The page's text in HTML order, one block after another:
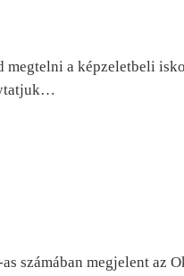
megtelni a képzeletbeli
számában megjelent az